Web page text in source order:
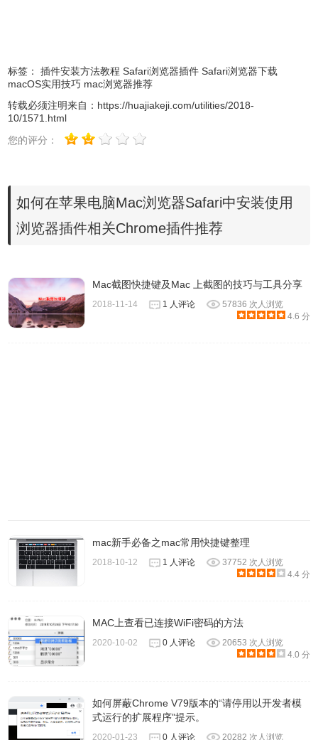
2.点击safari扩展，就会进入app store市场点击下载安装
您每次访问该网站时都使用：
您是否要在“example.com”上使用 Flash？
使用一次：Safari 会在本次访问时使用该插件来显示内容。
每次均使用：Safari 会使用该插件来显示此网站的内容，并
且只要您经常访问该网站，它就会将插件保持开启。
取消：Safari 在本次访问时不使用该插件来显示内容。下次
标签： 插件安装方法教程 Safari浏览器插件 Safari浏览器下载
macOS实用技巧 mac浏览器推荐
转载必须注明来自： https://huajiakeji.com/utilities/2018-
10/1571.html
您的评分：
如何在苹果电脑Mac浏览器Safari中安装使用
浏览器插件相关Chrome插件推荐
Mac截图快捷键及Mac 上截图的技巧与工具分享
2018-11-14 1 人评论
57836 次人浏览
4.6 分
mac新手必备之mac常用快捷键整理
2018-10-12 1 人评论
37752 次人浏览
4.4 分
MAC上查看已连接WiFi密码的方法
2020-10-02 0 人评论
20653 次人浏览
4.0 分
如何屏蔽Chrome V79版本的“请停用以开发者模
式运行的扩展程序”提示。
2020-01-23 0 人评论 20282 次人浏览